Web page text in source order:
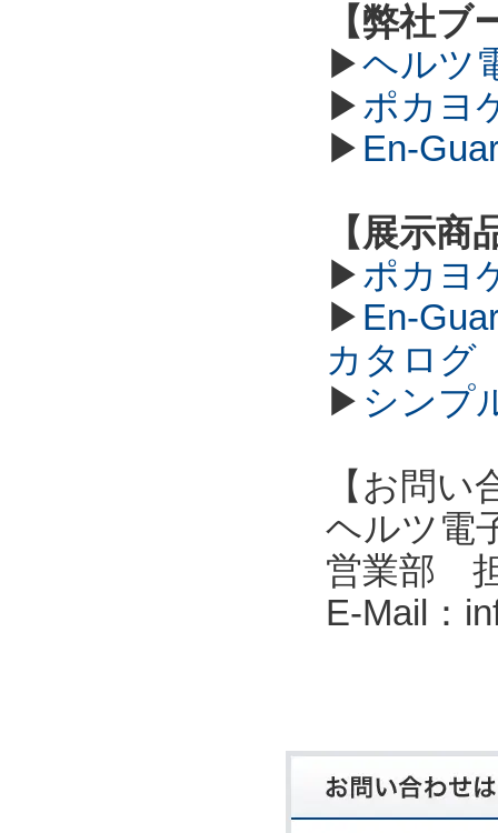
【弊社
▶ヘルツ
▶ポカヨ
▶ En-
【展示商
▶ポカヨ
▶ En-
カタログ
▶ シンプ
【お問い
ヘルツ電
営業部
E-Mail：